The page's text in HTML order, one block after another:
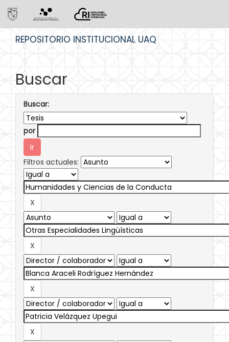
REPOSITORIO INSTITUCIONAL UAQ
Buscar
Buscar:
por
Filtros actuales: